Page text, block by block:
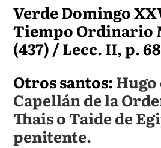
Verde Domingo
Tiempo Ordinario
(437) / Lecc. II, p. 68
Otros santos:Hugo
Capellán de la
Thais o Taide de
penitente.